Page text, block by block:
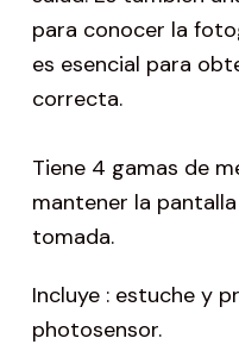
para conocer la
es esencial para
correcta.
Tiene 4 gamas de
mantener la
tomada.
Incluye : estuche y
photosensor.